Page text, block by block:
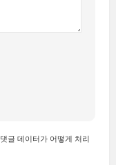
댓글 데이터가 어떻게 처리